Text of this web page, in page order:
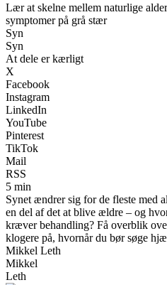
Lær at skelne mellem naturlige
symptomer på grå stær
Syn
Syn
At dele er kærligt
X
Facebook
Instagram
LinkedIn
YouTube
Pinterest
TikTok
Mail
RSS
5 min
Synet ændrer sig for de fleste med
en del af det at blive ældre – og
kræver behandling? Få overblik
klogere på, hvornår du bør søge
Mikkel Leth
Mikkel
Leth